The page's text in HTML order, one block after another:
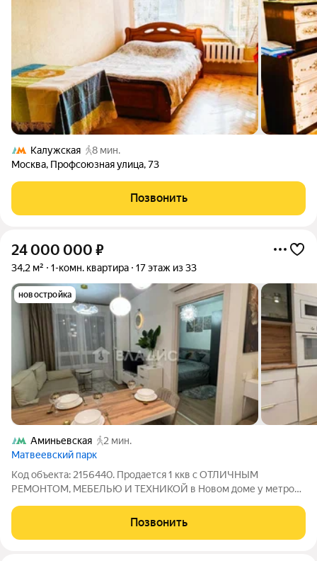
Калужская
8 мин.
Москва, Профсоюзная улица,73
Позвонить
24 000 000 ₽
34,2 м² 1-комн. квартира 17 этаж из 33
новостройка
Аминьевская
2 мин.
Матвеевский парк
Код объекта: 2156440. Продается 1 ккв с ОТЛИЧНЫМ
РЕМОНТОМ, МЕБЕЛЬЮ И ТЕХНИКОЙ в Новом доме у метро
ЗАПАД МОСКВЫ! Престижный и перспективный район с
отличной и динамично развивающейся
Позвонить